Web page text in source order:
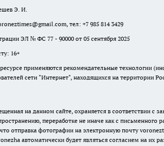
Э. И.
тел: +7 985 814 3429
ЭЛ № ФС 77 - 90000 от 05 сентября 2025
16+
применяются рекомендательные технологии
сети "Интернет", находящихся на территории
на данном сайте, охраняется в соответствии
переработке не иначе как с письменного
отправка фотографии на электронную почту
автоматически будет являться согласием на их